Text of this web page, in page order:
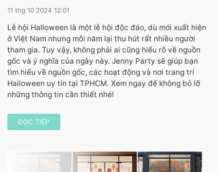
11 thg 10 2024 12:01
Lễ hội Halloween là một lễ hội độc đáo, dù mới xuất hiện
ở Việt Nam nhưng mỗi năm lại thu hút rất nhiều người
tham gia. Tuy vậy, không phải ai cũng hiểu rõ về nguồn
gốc và ý nghĩa của ngày này. Jenny Party sẽ giúp bạn
tìm hiểu về nguồn gốc, các hoạt động và nơi trang trí
Halloween uy tín tại TPHCM. Xem ngay để không bỏ lỡ
những thông tin cần thiết nhé!
ĐỌC TIẾP